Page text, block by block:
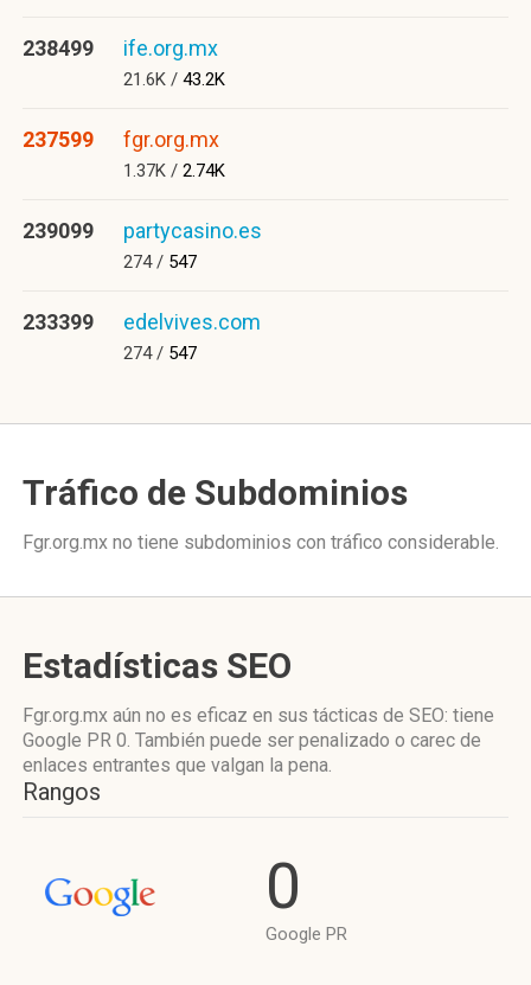
238499 ife.org.mx
21.6K / 43.2K
237599 fgr.org.mx
1.37K / 2.74K
239099 partycasino.es
274 / 547
233399 edelvives.com
274 / 547
Tráfico de Subdominios
Fgr.org.mx no tiene subdominios con tráfico considerable.
Estadísticas SEO
Fgr.org.mx aún no es eficaz en sus tácticas de SEO: tiene
Google PR 0. También puede ser penalizado o carec de
enlaces entrantes que valgan la pena.
Rangos
0
Google PR